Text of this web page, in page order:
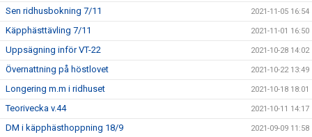
Sen ridhusbokning 7/11 2021-11-05 16:54
Käpphästtävling 7/11 2021-11-01 16:50
Uppsägning inför VT-22 2021-10-28 14:02
Övernattning på höstlovet 2021-10-22 13:49
Longering m.m i ridhuset 2021-10-18 18:01
Teorivecka v.44 2021-10-11 14:17
DM i käpphästhoppning 18/9 2021-09-09 11:58